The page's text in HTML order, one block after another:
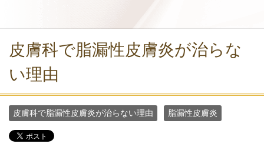
皮膚科で脂漏性皮膚炎が治らな
い理由
皮膚科で脂漏性皮膚炎が治らない理由 脂漏性皮膚炎